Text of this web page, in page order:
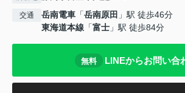
交通 岳南電車 「岳南原田 」駅 徒歩46分
東海道本線 「富士 」駅 徒歩84分
無料 LINEからお問い合